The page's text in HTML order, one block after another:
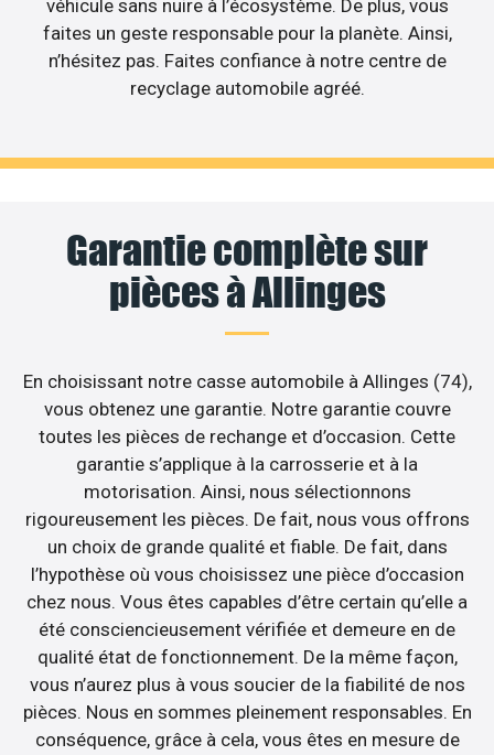
véhicule sans nuire à l’écosystème. De plus, vous
faites un geste responsable pour la planète. Ainsi,
n’hésitez pas. Faites confiance à notre centre de
recyclage automobile agréé.
Garantie complète sur
pièces à Allinges
En choisissant notre casse automobile à Allinges (74),
vous obtenez une garantie. Notre garantie couvre
toutes les pièces de rechange et d’occasion. Cette
garantie s’applique à la carrosserie et à la
motorisation. Ainsi, nous sélectionnons
rigoureusement les pièces. De fait, nous vous offrons
un choix de grande qualité et fiable. De fait, dans
l’hypothèse où vous choisissez une pièce d’occasion
chez nous. Vous êtes capables d’être certain qu’elle a
été consciencieusement vérifiée et demeure en de
qualité état de fonctionnement. De la même façon,
vous n’aurez plus à vous soucier de la fiabilité de nos
pièces. Nous en sommes pleinement responsables. En
conséquence, grâce à cela, vous êtes en mesure de